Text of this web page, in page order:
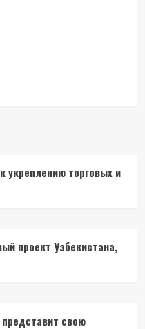
укреплению торговых и
проект Узбекистана,
свою